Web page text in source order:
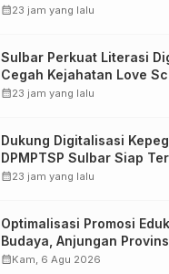
Kompetensi ASN melalui
calendar_month23 jam yang lalu
Sulbar Perkuat Literasi
Cegah Kejahatan Love
calendar_month23 jam yang lalu
Dukung Digitalisasi
DPMPTSP Sulbar Siap
Aplikasi FLEKSI ASN
calendar_month23 jam yang lalu
Optimalisasi Promosi
Budaya, Anjungan
Sulawesi Barat Perkuat
calendar_monthKam, 6 Agu 2026